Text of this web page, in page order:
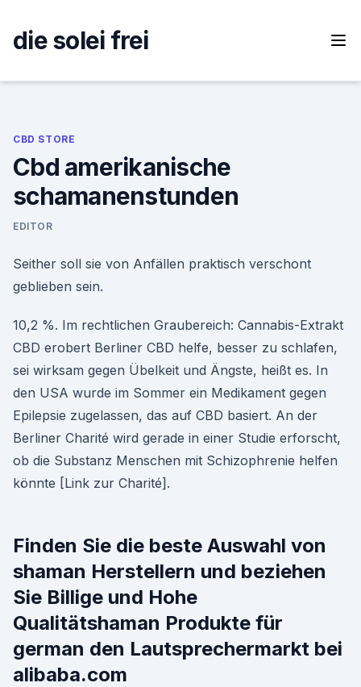
content
die solei frei
CBD STORE
Cbd amerikanische
schamanenstunden
EDITOR
Seither soll sie von Anfällen praktisch verschont
geblieben sein.
10,2 %. Im rechtlichen Graubereich: Cannabis-Extrakt
CBD erobert Berliner CBD helfe, besser zu schlafen,
sei wirksam gegen Übelkeit und Ängste, heißt es. In
den USA wurde im Sommer ein Medikament gegen
Epilepsie zugelassen, das auf CBD basiert. An der
Berliner Charité wird gerade in einer Studie erforscht,
ob die Substanz Menschen mit Schizophrenie helfen
könnte [Link zur Charité].
Finden Sie die beste Auswahl von
shaman Herstellern und beziehen
Sie Billige und Hohe
Qualitätshaman Produkte für
german den Lautsprechermarkt bei
alibaba.com